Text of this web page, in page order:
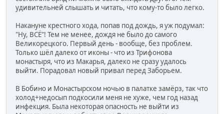
удивительней слышать и читать, что кому-то было легко.
Накануне крестного хода, попав под дождь, я уж подумал:
"Ну, ВСЁ"! Тем не менее, дождя не было до самого
Великорецкого. Первый день - вообще, без проблем.
Только шёл далеко от иконы - что из Трифонова
монастыря, что из Макарья, далеко не сразу удалось
выйти. Порадовал новый привал перед Заборьем.
В Бобино и Монастырском ночью в палатке замёрз, так что
холод+недосып подкосили меня не хуже, чем год назад
инфекция. Была некоторая опасность не выйти из